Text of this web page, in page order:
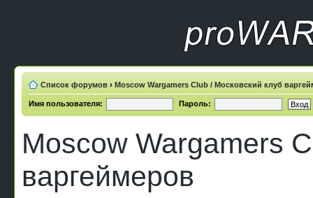
Список форумов › Moscow Wargamers Club / Московский клуб
Имя пользователя: Пароль:
Moscow Wargamers
варгеймеров